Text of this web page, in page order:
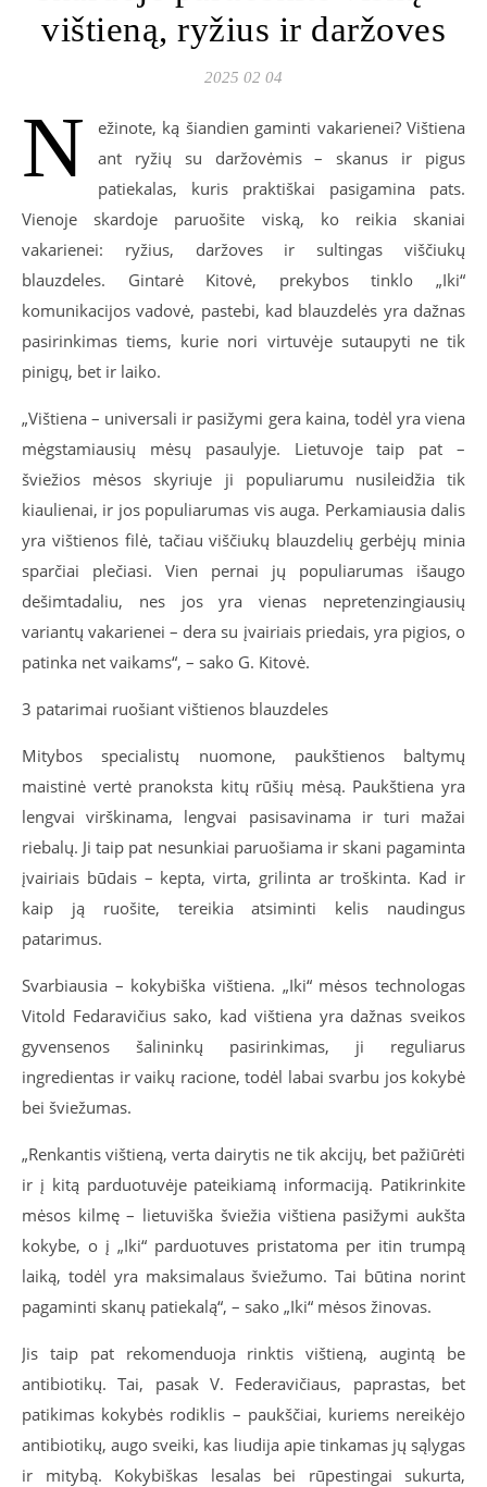
vištieną, ryžius ir daržoves
2025 02 04
N
ežinote, ką šiandien gaminti vakarienei? Vištiena
ant ryžių su daržovėmis – skanus ir pigus
patiekalas, kuris praktiškai pasigamina pats.
Vienoje skardoje paruošite viską, ko reikia skaniai
vakarienei: ryžius, daržoves ir sultingas viščiukų
blauzdeles. Gintarė Kitovė, prekybos tinklo „Iki“
komunikacijos vadovė, pastebi, kad blauzdelės yra dažnas
pasirinkimas tiems, kurie nori virtuvėje sutaupyti ne tik
pinigų, bet ir laiko.
„Vištiena – universali ir pasižymi gera kaina, todėl yra viena
mėgstamiausių mėsų pasaulyje. Lietuvoje taip pat –
šviežios mėsos skyriuje ji populiarumu nusileidžia tik
kiaulienai, ir jos populiarumas vis auga. Perkamiausia dalis
yra vištienos filė, tačiau viščiukų blauzdelių gerbėjų minia
sparčiai plečiasi. Vien pernai jų populiarumas išaugo
dešimtadaliu, nes jos yra vienas nepretenzingiausių
variantų vakarienei – dera su įvairiais priedais, yra pigios, o
patinka net vaikams“, – sako G. Kitovė.
3 patarimai ruošiant vištienos blauzdeles
Mitybos specialistų nuomone, paukštienos baltymų
maistinė vertė pranoksta kitų rūšių mėsą. Paukštiena yra
lengvai virškinama, lengvai pasisavinama ir turi mažai
riebalų. Ji taip pat nesunkiai paruošiama ir skani pagaminta
įvairiais būdais – kepta, virta, grilinta ar troškinta. Kad ir
kaip ją ruošite, tereikia atsiminti kelis naudingus
patarimus.
Svarbiausia – kokybiška vištiena. „Iki“ mėsos technologas
Vitold Fedaravičius sako, kad vištiena yra dažnas sveikos
gyvensenos šalininkų pasirinkimas, ji reguliarus
ingredientas ir vaikų racione, todėl labai svarbu jos kokybė
bei šviežumas.
„Renkantis vištieną, verta dairytis ne tik akcijų, bet pažiūrėti
ir į kitą parduotuvėje pateikiamą informaciją. Patikrinkite
mėsos kilmę – lietuviška šviežia vištiena pasižymi aukšta
kokybe, o į „Iki“ parduotuves pristatoma per itin trumpą
laiką, todėl yra maksimalaus šviežumo. Tai būtina norint
pagaminti skanų patiekalą“, – sako „Iki“ mėsos žinovas.
Jis taip pat rekomenduoja rinktis vištieną, augintą be
antibiotikų. Tai, pasak V. Federavičiaus, paprastas, bet
patikimas kokybės rodiklis – paukščiai, kuriems nereikėjo
antibiotikų, augo sveiki, kas liudija apie tinkamas jų sąlygas
ir mitybą. Kokybiškas lesalas bei rūpestingai sukurta,